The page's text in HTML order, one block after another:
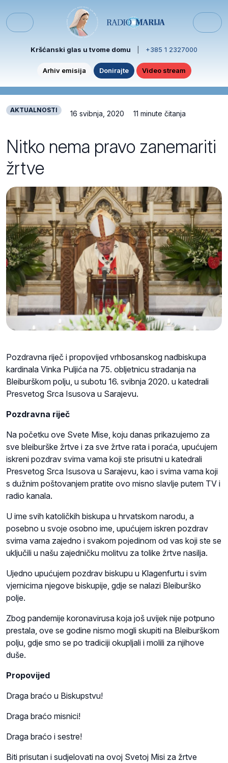
Menu
Kršćanski glas u tvome domu +385 1 2327000
Arhiv emisija Donirajte Video stream
AKTUALNOSTI 16 svibnja, 2020 11 minute čitanja
Nitko nema pravo zanemariti
žrtve
Pozdravna riječ i propovijed vrhbosanskog nadbiskupa
kardinala Vinka Puljića na 75. obljetnicu stradanja na
Bleiburškom polju, u subotu 16. svibnja 2020. u katedrali
Presvetog Srca Isusova u Sarajevu.
Pozdravna riječ
Na početku ove Svete Mise, koju danas prikazujemo za
sve bleiburške žrtve i za sve žrtve rata i poraća, upućujem
iskreni pozdrav svima vama koji ste prisutni u katedrali
Presvetog Srca Isusova u Sarajevu, kao i svima vama koji
s dužnim poštovanjem pratite ovo misno slavlje putem TV i
radio kanala.
U ime svih katoličkih biskupa u hrvatskom narodu, a
posebno u svoje osobno ime, upućujem iskren pozdrav
svima vama zajedno i svakom pojedinom od vas koji ste se
uključili u našu zajedničku molitvu za tolike žrtve nasilja.
Ujedno upućujem pozdrav biskupu u Klagenfurtu i svim
vjernicima njegove biskupije, gdje se nalazi Bleiburško
polje.
Zbog pandemije koronavirusa koja još uvijek nije potpuno
prestala, ove se godine nismo mogli skupiti na Bleiburškom
polju, gdje smo se po tradiciji okupljali i molili za njihove
duše.
Propovijed
Draga braćo u Biskupstvu!
Draga braćo misnici!
Draga braćo i sestre!
Biti prisutan i sudjelovati na ovoj Svetoj Misi za žrtve